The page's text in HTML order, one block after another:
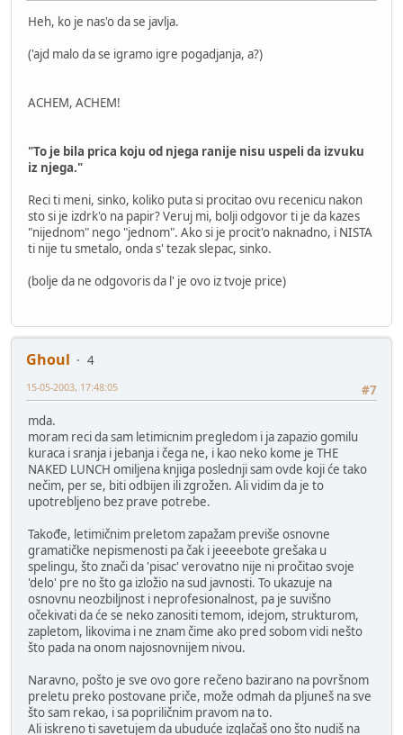
Heh, ko je nas'o da se javlja.
('ajd malo da se igramo igre pogadjanja, a?)
ACHEM, ACHEM!
"To je bila prica koju od njega ranije nisu uspeli da izvuku
iz njega."
Reci ti meni, sinko, koliko puta si procitao ovu recenicu nakon
sto si je izdrk'o na papir? Veruj mi, bolji odgovor ti je da kazes
"nijednom" nego "jednom". Ako si je procit'o naknadno, i NISTA
ti nije tu smetalo, onda s' tezak slepac, sinko.
(bolje da ne odgovoris da l' je ovo iz tvoje price)
Ghoul
4
#7
15-05-2003, 17:48:05
mda.
moram reci da sam letimicnim pregledom i ja zapazio gomilu
kuraca i sranja i jebanja i čega ne, i kao neko kome je THE
NAKED LUNCH omiljena knjiga poslednji sam ovde koji će tako
nečim, per se, biti odbijen ili zgrožen. Ali vidim da je to
upotrebljeno bez prave potrebe.
Takođe, letimičnim preletom zapažam previše osnovne
gramatičke nepismenosti pa čak i jeeeebote grešaka u
spelingu, što znači da 'pisac' verovatno nije ni pročitao svoje
'delo' pre no što ga izložio na sud javnosti. To ukazuje na
osnovnu neozbiljnost i neprofesionalnost, pa je suvišno
očekivati da će se neko zanositi temom, idejom, strukturom,
zapletom, likovima i ne znam čime ako pred sobom vidi nešto
što pada na onom najosnovnijem nivou.
Naravno, pošto je sve ovo gore rečeno bazirano na površnom
preletu preko postovane priče, može odmah da pljuneš na sve
što sam rekao, i sa popriličnim pravom na to.
Ali iskreno ti savetujem da ubuduće izglačaš ono što nudiš na